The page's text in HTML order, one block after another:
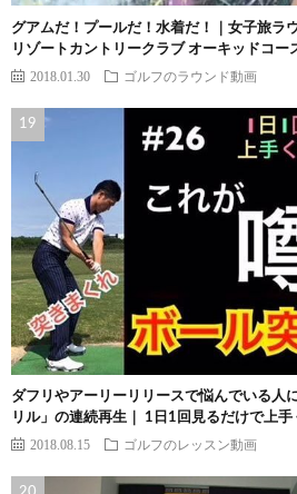
グアムだ！プールだ！水着だ！｜女子旅ラ
リゾートカントリークラブ オーキッドコー
2018.01.30 ゴルフのラウンド動画
ダフリやアーリーリリースで悩んでいる人
リル」の連続再生｜ 1日1回見るだけで上手
2018.08.15 ゴルフのレッスン動画